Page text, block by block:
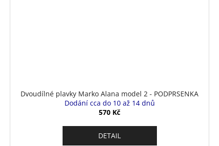
Dvoudílné plavky Marko Alana model 2 - PODPRSENKA
Dodání cca do 10 až 14 dnů
570 Kč
DETAIL